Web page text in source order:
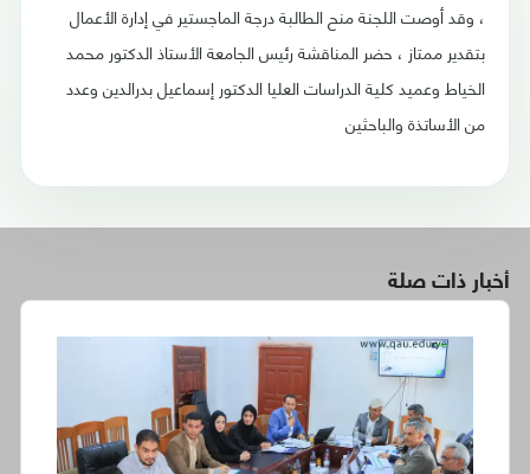
، وقد أوصت اللجنة منح الطالبة درجة الماجستير في إدارة الأعمال
بتقدير ممتاز ، حضر المناقشة رئيس الجامعة الأستاذ الدكتور محمد
الخياط وعميد كلية الدراسات العليا الدكتور إسماعيل بدرالدين وعدد
من الأساتذة والباحثين
أخبار ذات صلة